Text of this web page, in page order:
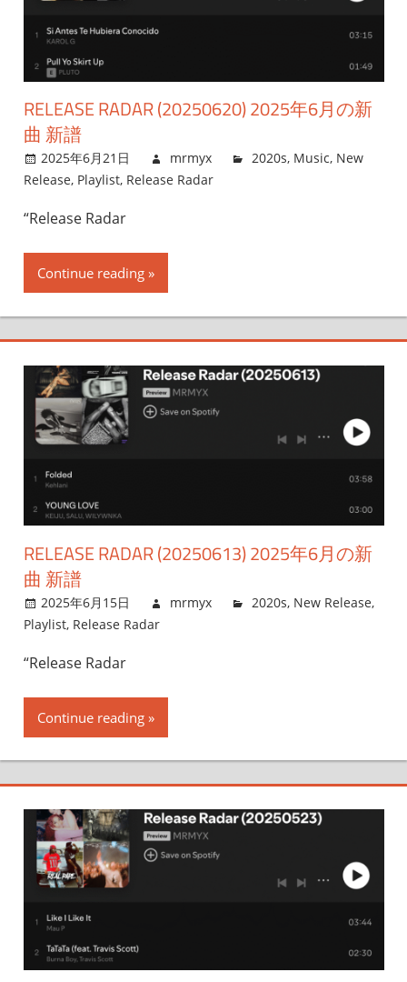
RELEASE RADAR (20250620) 2025年6月の新
曲 新譜
2025年6月21日 mrmyx 2020s, Music, New
Release, Playlist, Release Radar
“Release Radar
Continue reading
RELEASE RADAR (20250613) 2025年6月の新
曲 新譜
2025年6月15日 mrmyx 2020s, New Release,
Playlist, Release Radar
“Release Radar
Continue reading